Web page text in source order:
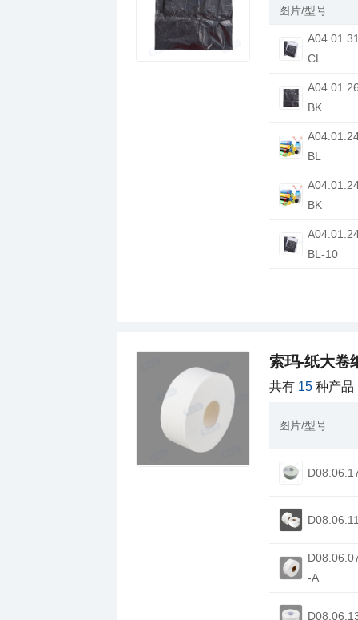
图片/型号
CL
BK
BL
BK
BL-10
索玛-纸大卷
共有 15 种产品
图片/型号
-A